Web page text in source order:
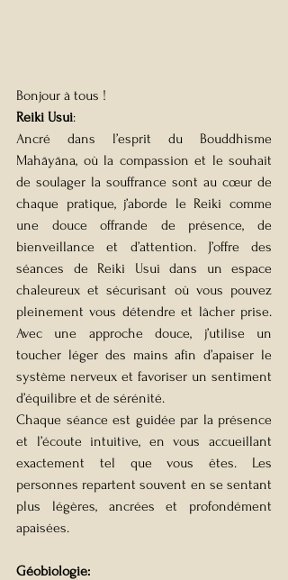
Bonjour à tous !
Reiki Usui:
Ancré dans l’esprit du Bouddhisme
Mahāyāna, où la compassion et le souhait
de soulager la souffrance sont au cœur de
chaque pratique, j’aborde le Reiki comme
une douce offrande de présence, de
bienveillance et d’attention. J’offre des
séances de Reiki Usui dans un espace
chaleureux et sécurisant où vous pouvez
pleinement vous détendre et lâcher prise.
Avec une approche douce, j’utilise un
toucher léger des mains afin d’apaiser le
système nerveux et favoriser un sentiment
d’équilibre et de sérénité.
Chaque séance est guidée par la présence
et l’écoute intuitive, en vous accueillant
exactement tel que vous êtes. Les
personnes repartent souvent en se sentant
plus légères, ancrées et profondément
apaisées.
Géobiologie: